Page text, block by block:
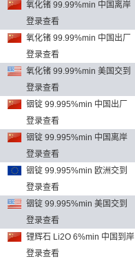
氧化锗 99.99%min 中国离岸
登录查看
氧化锗 99.99%min 中国出厂
登录查看
氧化锗 99.99%min 美国交到
登录查看
铟锭 99.995%min 中国出厂
登录查看
铟锭 99.995%min 中国离岸
登录查看
铟锭 99.995%min 欧洲交到
登录查看
铟锭 99.995%min 美国交到
登录查看
锂辉石 Li2O 6%min 中国到岸
登录查看